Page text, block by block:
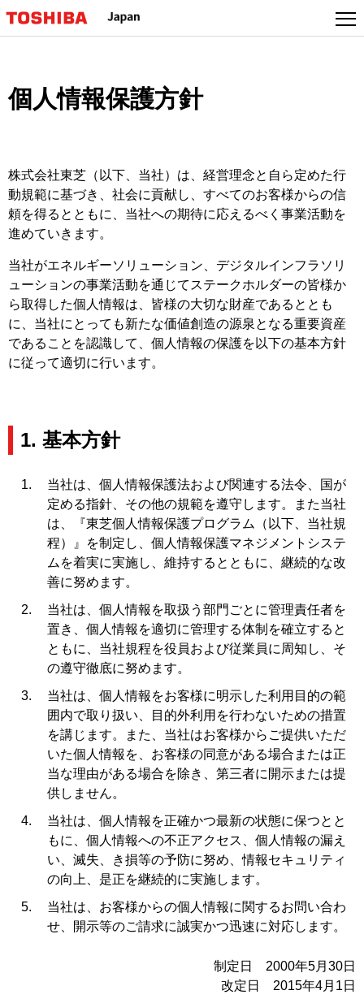
個人情報保護方針
株式会社東芝（以下、当社）は、経営理念と自ら定めた行
動規範に基づき、社会に貢献し、すべてのお客様からの信
頼を得るとともに、当社への期待に応えるべく事業活動を
進めていきます。
当社がエネルギーソリューション、デジタルインフラソリ
ューションの事業活動を通じてステークホルダーの皆様か
ら取得した個人情報は、皆様の大切な財産であるととも
に、当社にとっても新たな価値創造の源泉となる重要資産
であることを認識して、個人情報の保護を以下の基本方針
に従って適切に行います。
1. 基本方針
当社は、個人情報保護法および関連する法令、国が
定める指針、その他の規範を遵守します。また当社
は、『東芝個人情報保護プログラム（以下、当社規
程）』を制定し、個人情報保護マネジメントシステ
ムを着実に実施し、維持するとともに、継続的な改
善に努めます。
当社は、個人情報を取扱う部門ごとに管理責任者を
置き、個人情報を適切に管理する体制を確立すると
ともに、当社規程を役員および従業員に周知し、そ
の遵守徹底に努めます。
当社は、個人情報をお客様に明示した利用目的の範
囲内で取り扱い、目的外利用を行わないための措置
を講じます。また、当社はお客様からご提供いただ
いた個人情報を、お客様の同意がある場合または正
当な理由がある場合を除き、第三者に開示または提
供しません。
当社は、個人情報を正確かつ最新の状態に保つとと
もに、個人情報への不正アクセス、個人情報の漏え
い、滅失、き損等の予防に努め、情報セキュリティ
の向上、是正を継続的に実施します。
当社は、お客様からの個人情報に関するお問い合わ
せ、開示等のご請求に誠実かつ迅速に対応します。
制定日 2000年5月30日
改定日 2015年4月1日